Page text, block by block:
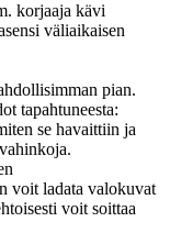
korjaaja kävi
väliaikaisen
pian.
tapahtuneesta:
se havaittiin ja
voit ladata valokuvat
voit soittaa